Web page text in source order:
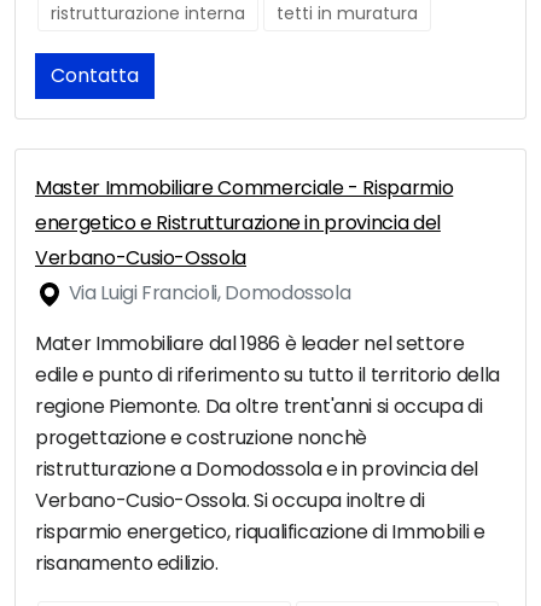
ristrutturazione interna
tetti in muratura
Contatta
Master Immobiliare Commerciale - Risparmio
energetico e Ristrutturazione in provincia del
Verbano-Cusio-Ossola
Via Luigi Francioli, Domodossola
Mater Immobiliare dal 1986 è leader nel settore
edile e punto di riferimento su tutto il territorio della
regione Piemonte. Da oltre trent'anni si occupa di
progettazione e costruzione nonchè
ristrutturazione a Domodossola e in provincia del
Verbano-Cusio-Ossola. Si occupa inoltre di
risparmio energetico, riqualificazione di Immobili e
risanamento edilizio.